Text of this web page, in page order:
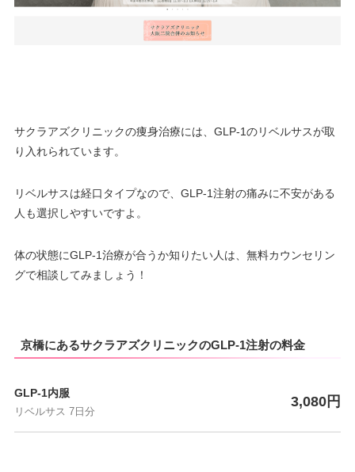
サクラアズクリニックの痩身治療には、GLP-1のリベルサスが取
り入れられています。
リベルサスは経口タイプなので、GLP-1注射の痛みに不安がある
人も選択しやすいですよ。
体の状態にGLP-1治療が合うか知りたい人は、無料カウンセリン
グで相談してみましょう！
京橋にあるサクラアズクリニックのGLP-1注射の料金
GLP-1内服
リベルサス 7日分
3,080円